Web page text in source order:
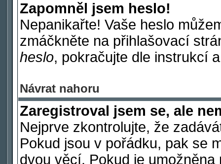
Zapomněl jsem heslo!
Nepanikařte! Vaše heslo
zmáčkněte na přihlašovací
heslo, pokračujte dle instrukcí
Návrat nahoru
Zaregistroval jsem se, ale
Nejprve zkontrolujte, že
Pokud jsou v pořádku, pak se
dvou věcí. Pokud je umožněna